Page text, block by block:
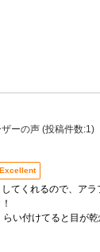
ーの声 (投稿件数:1)
てくれるので、ア
い付けてると目が